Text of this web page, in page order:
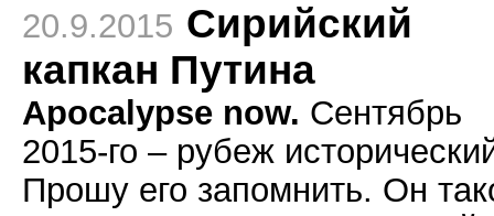
20.9.2015 Сирийский
капкан Путина
Apocalypse now. Сентябрь
2015-го – рубеж
Прошу его запомнить. Он